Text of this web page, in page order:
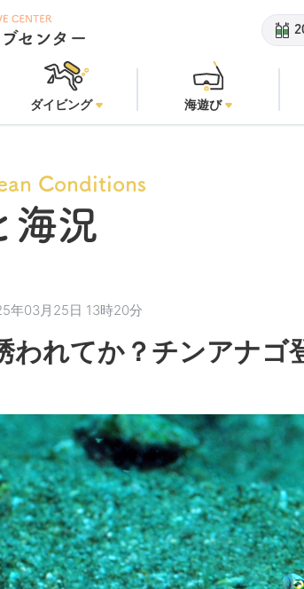
ダイビング 海遊び
Conditions
海況
年03月25日 13時20分
われてか？チンアナゴ